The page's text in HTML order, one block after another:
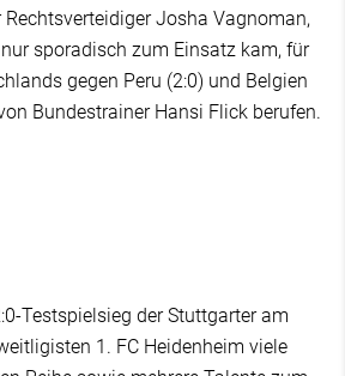
Josha Vagnoman,
sporadisch zum Einsatz kam, für
gegen Peru (2:0) und Belgien
Bundestrainer Hansi Flick berufen.
Testspielsieg der Stuttgarter am
1. FC Heidenheim viele